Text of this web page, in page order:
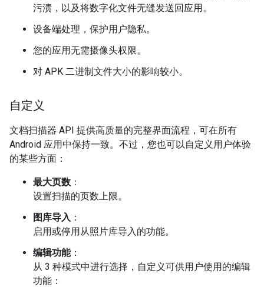
污渍，以及将数字化文件无缝发送回应用。
设备端处理，保护用户隐私。
您的应用无需摄像头权限。
对 APK 二进制文件大小的影响较小。
自定义
文档扫描器 API 提供高质量的完整界面流程，可在所有
Android 应用中保持一致。不过，您也可以自定义用户体验
的某些方面：
最大页数 ：
设置扫描的页数上限。
图库导入 ：
启用或停用从照片库导入的功能。
编辑功能：
从 3 种模式中进行选择，自定义可供用户使用的编辑
功能：